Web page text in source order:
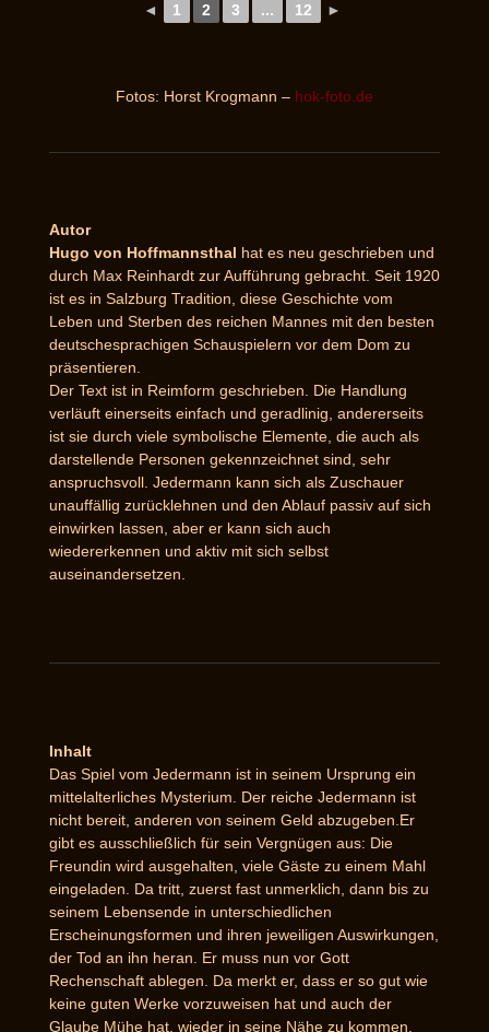
◄ 1 2 3 ... 12 ►
Fotos: Horst Krogmann – hok-foto.de
Autor
Hugo von Hoffmannsthal hat es neu geschrieben und
durch Max Reinhardt zur Aufführung gebracht. Seit 1920
ist es in Salzburg Tradition, diese Geschichte vom
Leben und Sterben des reichen Mannes mit den besten
deutschesprachigen Schauspielern vor dem Dom zu
präsentieren.
Der Text ist in Reimform geschrieben. Die Handlung
verläuft einerseits einfach und geradlinig, andererseits
ist sie durch viele symbolische Elemente, die auch als
darstellende Personen gekennzeichnet sind, sehr
anspruchsvoll. Jedermann kann sich als Zuschauer
unauffällig zurücklehnen und den Ablauf passiv auf sich
einwirken lassen, aber er kann sich auch
wiedererkennen und aktiv mit sich selbst
auseinandersetzen.
Inhalt
Das Spiel vom Jedermann ist in seinem Ursprung ein
mittelalterliches Mysterium. Der reiche Jedermann ist
nicht bereit, anderen von seinem Geld abzugeben.Er
gibt es ausschließlich für sein Vergnügen aus: Die
Freundin wird ausgehalten, viele Gäste zu einem Mahl
eingeladen. Da tritt, zuerst fast unmerklich, dann bis zu
seinem Lebensende in unterschiedlichen
Erscheinungsformen und ihren jeweiligen Auswirkungen,
der Tod an ihn heran. Er muss nun vor Gott
Rechenschaft ablegen. Da merkt er, dass er so gut wie
keine guten Werke vorzuweisen hat und auch der
Glaube Mühe hat, wieder in seine Nähe zu kommen.